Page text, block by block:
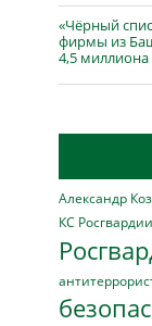
«Чёрный
фирмы из
4,5 миллиона
Александр
КС Росгвардии